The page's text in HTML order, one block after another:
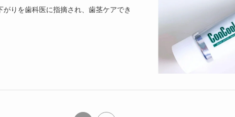
りを歯科医に指摘され、歯茎ケアでき